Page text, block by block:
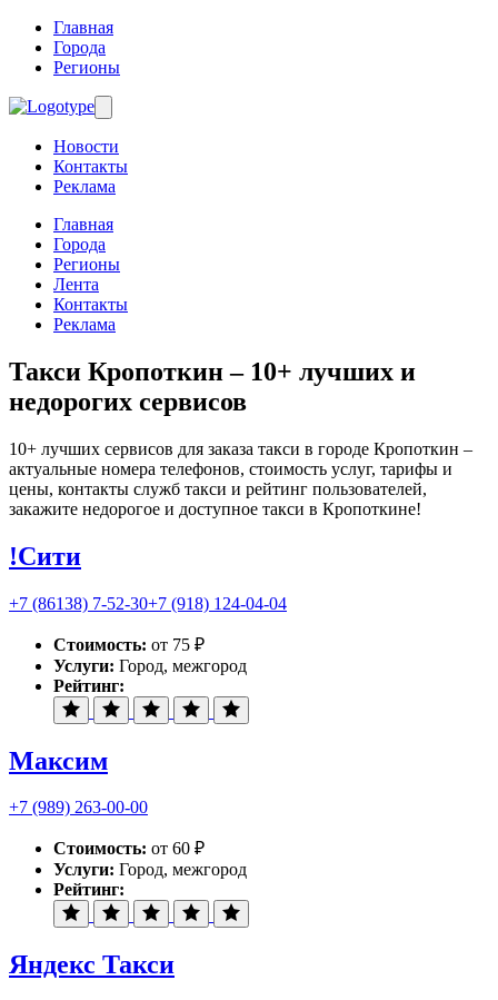
Главная
Города
Регионы
Новости
Контакты
Реклама
Главная
Города
Регионы
Лента
Контакты
Реклама
Такси Кропоткин– 10+ лучших и
недорогих сервисов
10+ лучших сервисов для заказа такси в городе Кропоткин –
актуальные номера телефонов, стоимость услуг, тарифы и
цены, контакты служб такси и рейтинг пользователей,
закажите недорогое и доступное такси в Кропоткине!
!Сити
+7 (86138) 7-52-30+7 (918) 124-04-04
Стоимость: от 75 ₽
Услуги: Город, межгород
Рейтинг:
Максим
+7 (989) 263-00-00
Стоимость: от 60 ₽
Услуги: Город, межгород
Рейтинг:
Яндекс Такси